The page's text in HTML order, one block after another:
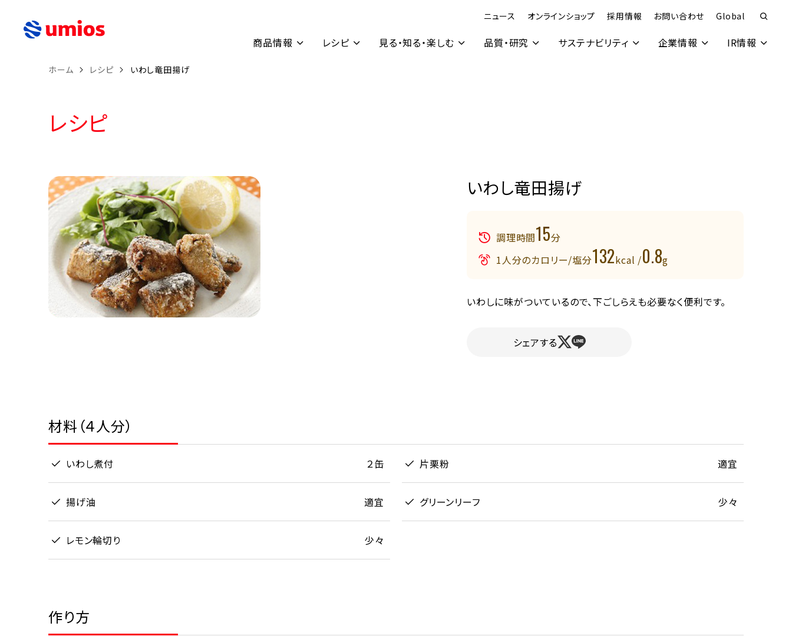
ニュース オンラインショップ 採用情報 お問い合わせ Global
商品情報 レシピ 見る・知る・楽しむ 品質・研究 サステナビリティ 企業情報 IR情報
ホーム レシピ いわし竜田揚げ
レシピ
いわし竜田揚げ
調理時間15分
1人分のカロリー/塩分132kcal /0.8g
いわしに味がついているので、下ごしらえも必要なく便利です。
シェアする
材料（４人分）
いわし煮付 ２缶 片栗粉 適宜
揚げ油 適宜 グリーンリーフ 少々
レモン輪切り 少々
作り方